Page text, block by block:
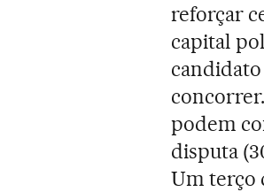
reforçar
capital
podem
disputa
Um terço